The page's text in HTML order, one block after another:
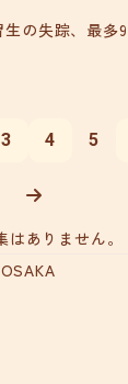
生の失踪、最
3 4 5
はありません。